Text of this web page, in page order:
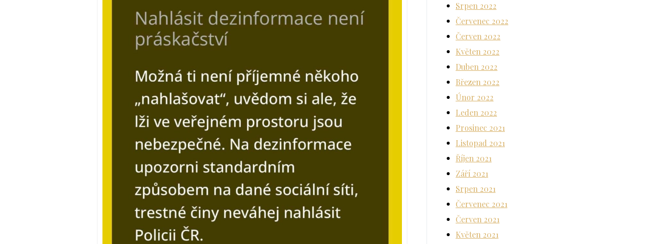
Srpen 2022
Červenec 2022
Červen 2022
Květen 2022
Duben 2022
Březen 2022
Únor 2022
Leden 2022
Prosinec 2021
Listopad 2021
Říjen 2021
Září 2021
Srpen 2021
Červenec 2021
Červen 2021
Květen 2021